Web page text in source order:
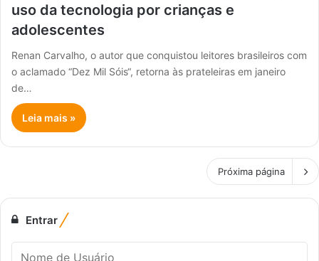
uso da tecnologia por crianças e
adolescentes
Renan Carvalho, o autor que conquistou leitores brasileiros com
o aclamado “Dez Mil Sóis“, retorna às prateleiras em janeiro
de…
Leia mais »
Próxima página
Entrar